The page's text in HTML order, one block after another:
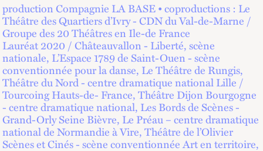
production Compagnie LA BASE • coproductions : Le
Théâtre des Quartiers d’Ivry - CDN du Val-de-Marne /
Groupe des 20 Théâtres en Ile-de France
Lauréat 2020 / Châteauvallon - Liberté, scène
nationale, L’Espace 1789 de Saint-Ouen - scène
conventionnée pour la danse, Le Théâtre de Rungis,
Théâtre du Nord - centre dramatique national Lille /
Tourcoing Hauts-de- France, Théâtre Dijon Bourgogne
- centre dramatique national, Les Bords de Scènes -
Grand-Orly Seine Bièvre, Le Préau – centre dramatique
national de Normandie à Vire, Théâtre de l’Olivier
Scènes et Cinés - scène conventionnée Art en territoire,